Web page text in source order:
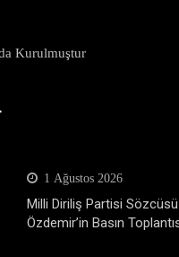
Kurulmuştur
1 Ağustos 2026
Milli Diriliş Partisi
Özdemir’in Basın